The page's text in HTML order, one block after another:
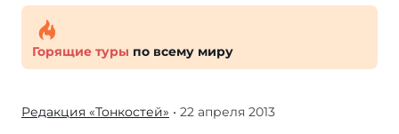
Горящие туры по всему миру
Редакция «Тонкостей» • 22 апреля 2013